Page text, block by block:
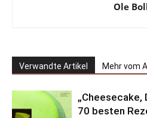
Ole
Verwandte Artikel Mehr vom
„Cheesecake,
70 besten